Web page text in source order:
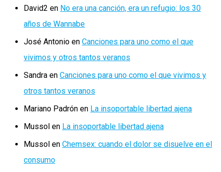
David2 en No era una canción, era un refugio: los 30
años de Wannabe
José Antonio en Canciones para uno como el que
vivimos y otros tantos veranos
Sandra en Canciones para uno como el que vivimos y
otros tantos veranos
Mariano Padrón en La insoportable libertad ajena
Mussol en La insoportable libertad ajena
Mussol en Chemsex: cuando el dolor se disuelve en el
consumo